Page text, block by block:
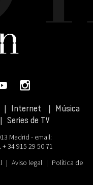
Internet
Música
Series de TV
Madrid - email:
+ 34 915 29 50 71
| Aviso legal | Política de